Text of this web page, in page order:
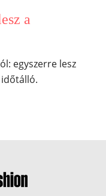
a
egyszerre lesz